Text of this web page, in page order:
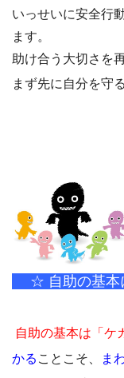
いっせいに安全行
ます。
助け合う大切さを
まず先に自分を守
☆ 自助の基本
自助の基本は「ケ
かる ことこそ、 ま